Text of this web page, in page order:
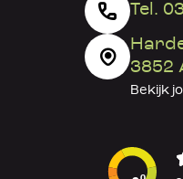
Tel.
3852
Bekijk